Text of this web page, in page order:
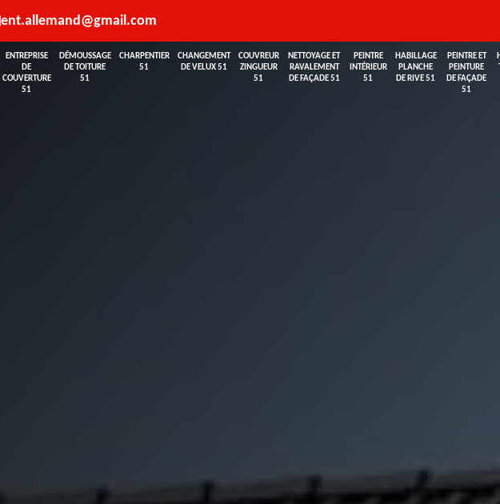
ent.allemand@gmail.com
ENTREPRISE
DE
COUVERTURE
51
DÉMOUSSAGE
DE TOITURE
51
CHARPENTIER
51
CHANGEMENT
DE VELUX 51
COUVREUR
ZINGUEUR
51
NETTOYAGE ET
RAVALEMENT
DE FAÇADE 51
PEINTRE
INTÉRIEUR
51
HABILLAGE
PLANCHE
DE RIVE 51
PEINTRE ET
PEINTURE
DE FAÇADE
51